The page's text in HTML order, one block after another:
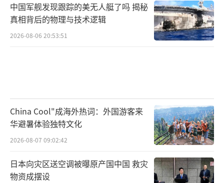
中国军舰发现跟踪的美无人艇了吗 揭秘
真相背后的物理与技术逻辑
2026-08-06 20:53:51
China Cool"成海外热词：外国游客来
华避暑体验独特文化
2026-08-07 09:02:42
日本向灾区送空调被曝原产国中国 救灾
物资成摆设